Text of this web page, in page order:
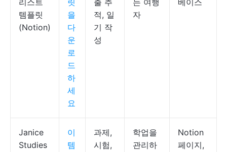
리스트
템플릿
(Notion)
릿
을
다
운
로
드
하
세
요
출 추
적, 일
기 작
성
는 여행
자
베이스
Janice
Studies
이
템
과제,
시험,
학업을
관리하
Notion
페이지,